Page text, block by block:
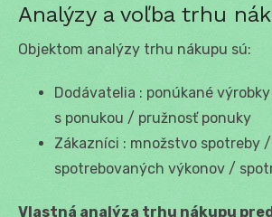
Analýzy a voľba trhu
Objektom analýzy trhu nákupu sú:
Dodávatelia : ponúkané
s ponukou / pružnosť ponuky
Zákazníci : množstvo spotreby
spotrebovaných výkonov /
Vlastná analýza trhu nákupu